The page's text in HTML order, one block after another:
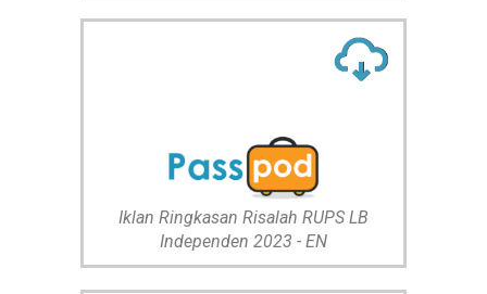
Iklan Ringkasan Risalah RUPS LB
Independen 2023 - EN